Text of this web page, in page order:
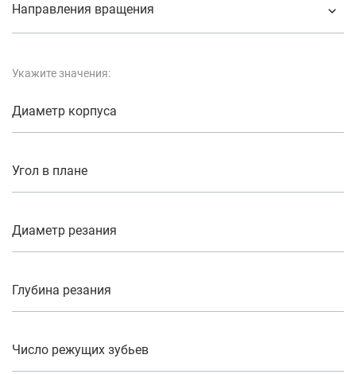
Направления вращения
Укажите значения:
Диаметр корпуса
Угол в плане
Диаметр резания
Глубина резания
Число режущих зубьев